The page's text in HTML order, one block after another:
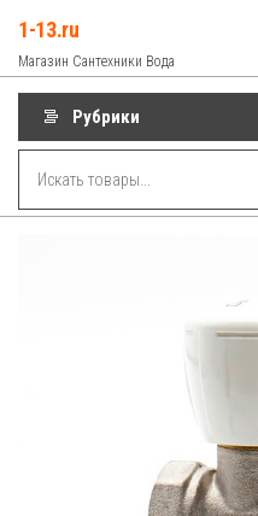
содержимому
1-13.ru
Магазин Сантехники Вода
Рубрики